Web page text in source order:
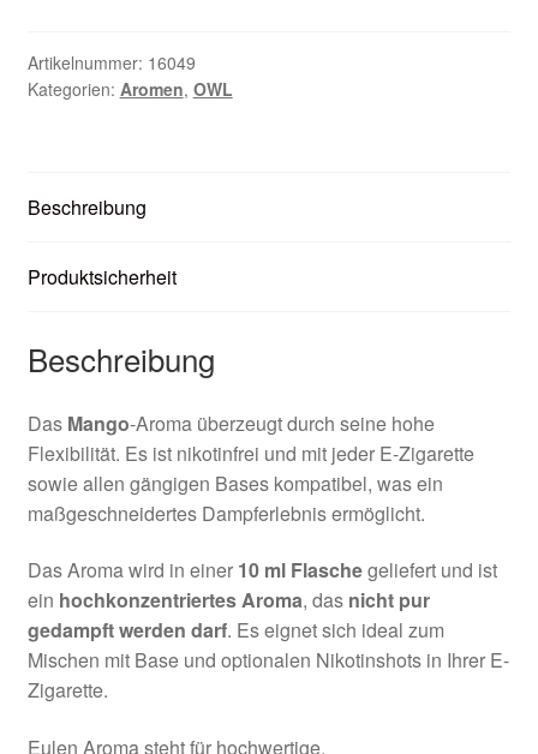
Kontaktformular
Artikelnummer: 16049
Kategorien: Aromen, OWL
Beschreibung
Produktsicherheit
Beschreibung
Das Mango-Aroma überzeugt durch seine hohe
Flexibilität. Es ist nikotinfrei und mit jeder E-Zigarette
sowie allen gängigen Bases kompatibel, was ein
maßgeschneidertes Dampferlebnis ermöglicht.
Das Aroma wird in einer 10 ml Flaschegeliefert und ist
ein hochkonzentriertes Aroma, das nicht pur
gedampft werden darf. Es eignet sich ideal zum
Mischen mit Base und optionalen Nikotinshots in Ihrer E-
Zigarette.
Eulen Aroma steht für hochwertige,